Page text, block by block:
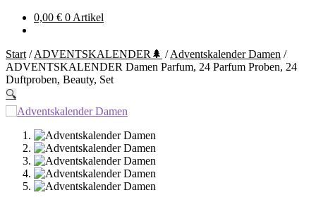
0,00 € 0 Artikel
Start /ADVENTSKALENDER🌲 /Adventskalender Damen /
ADVENTSKALENDER Damen Parfum, 24 Parfum Proben, 24
Duftproben, Beauty, Set
🔍